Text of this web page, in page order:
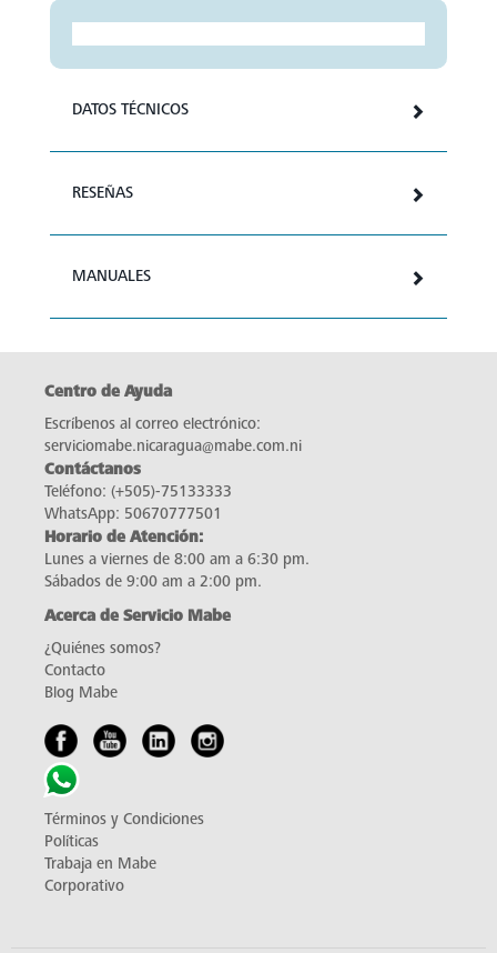
DATOS TÉCNICOS
RESEÑAS
MANUALES
Centro de Ayuda
Escríbenos al correo electrónico:
serviciomabe.nicaragua@mabe.com.ni
Contáctanos
Teléfono: (+505)-75133333
WhatsApp: 50670777501
Horario de Atención:
Lunes a viernes de 8:00 am a 6:30 pm.
Sábados de 9:00 am a 2:00 pm.
Acerca de Servicio Mabe
¿Quiénes somos?
Contacto
Blog Mabe
Términos y Condiciones
Políticas
Trabaja en Mabe
Corporativo